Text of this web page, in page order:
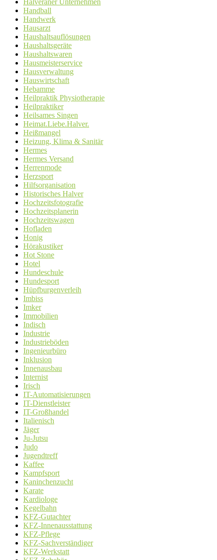
Handball
Handwerk
Hausarzt
Haushaltsauflösungen
Haushaltsgeräte
Haushaltswaren
Hausmeisterservice
Hausverwaltung
Hauswirtschaft
Hebamme
Heilpraktik Physiotherapie
Heilpraktiker
Heilsames Singen
Heimat.Liebe.Halver.
Heißmangel
Heizung, Klima & Sanitär
Hermes
Hermes Versand
Herrenmode
Herzsport
Hilfsorganisation
Historisches Halver
Hochzeitsfotografie
Hochzeitsplanerin
Hochzeitswagen
Hofladen
Honig
Hörakustiker
Hot Stone
Hotel
Hundeschule
Hundesport
Hüpfburgenverleih
Imbiss
Imker
Immobilien
Indisch
Industrie
Industrieböden
Ingenieurbüro
Inklusion
Innenausbau
Internist
Irisch
IT-Automatisierungen
IT-Dienstleister
IT-Großhandel
Italienisch
Jäger
Ju-Jutsu
Judo
Jugendtreff
Kaffee
Kampfsport
Kaninchenzucht
Karate
Kardiologe
Kegelbahn
KFZ-Gutachter
KFZ-Innenausstattung
KFZ-Pflege
KFZ-Sachverständiger
KFZ-Werkstatt